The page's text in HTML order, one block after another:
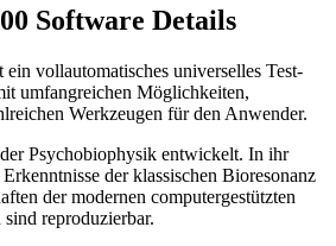
Software Details
ein vollautomatisches universelles Test-
umfangreichen Möglichkeiten,
Werkzeugen für den Anwender.
Psychobiophysik entwickelt. In ihr
der klassischen Bioresonanz
der modernen computergestützten
reproduzierbar.